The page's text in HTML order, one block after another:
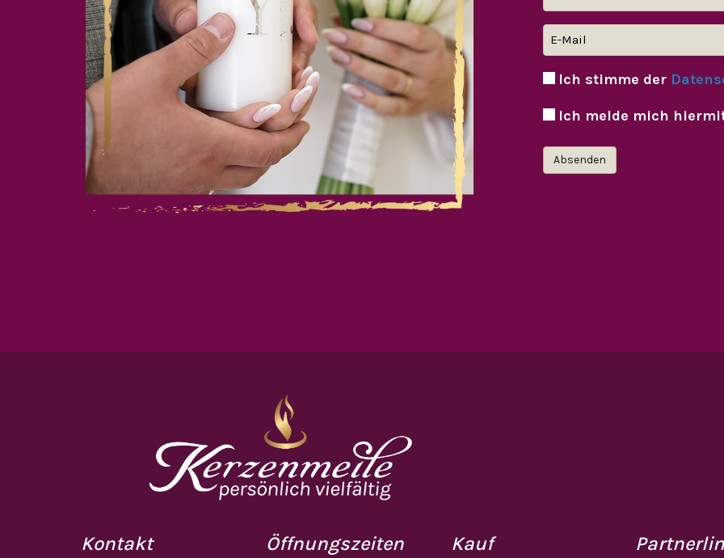
Ich stimme der
Ich melde mich
Kontakt Öffnungszeiten Kauf